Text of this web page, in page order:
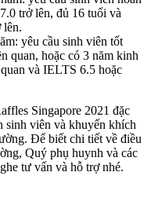
trở lên, đủ 16 tuổi và
lên.
yêu cầu sinh viên tốt
quan, hoặc có 3 năm kinh
và IELTS 6.5 hoặc
Singapore 2021 đặc
sinh viên và khuyến khích
Để biết chi tiết về điều
Quý phụ huynh và các
tư vấn và hỗ trợ nhé.